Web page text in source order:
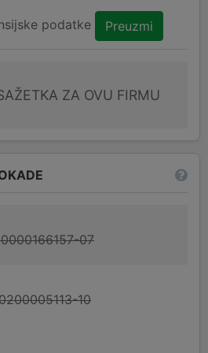
podatke Preuzmi
ZA OVU FIRMU
07
10